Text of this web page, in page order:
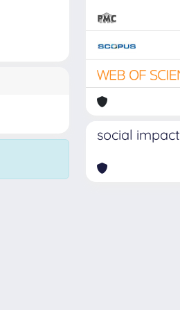
social impact